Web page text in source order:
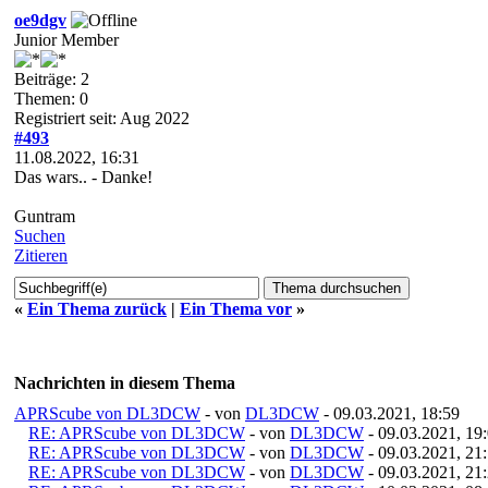
oe9dgv
Junior Member
Beiträge: 2
Themen: 0
Registriert seit: Aug 2022
#493
11.08.2022, 16:31
Das wars.. - Danke!
Guntram
Suchen
Zitieren
« Ein Thema zurück | Ein Thema vor »
Nachrichten in diesem Thema
APRScube von DL3DCW - von DL3DCW - 09.03.2021, 18:59
RE: APRScube von DL3DCW - von DL3DCW - 09.03.2021,
RE: APRScube von DL3DCW - von DL3DCW - 09.03.2021,
RE: APRScube von DL3DCW - von DL3DCW - 09.03.2021,